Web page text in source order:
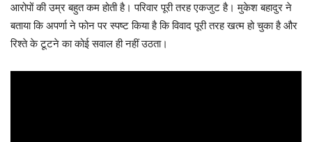
आरोपों की उम्र बहुत कम होती है। परिवार पूरी तरह एकजुट है। मुकेश बहादुर ने
बताया कि अपर्णा ने फोन पर स्पष्ट किया है कि विवाद पूरी तरह खत्म हो चुका है और
रिश्ते के टूटने का कोई सवाल ही नहीं उठता।